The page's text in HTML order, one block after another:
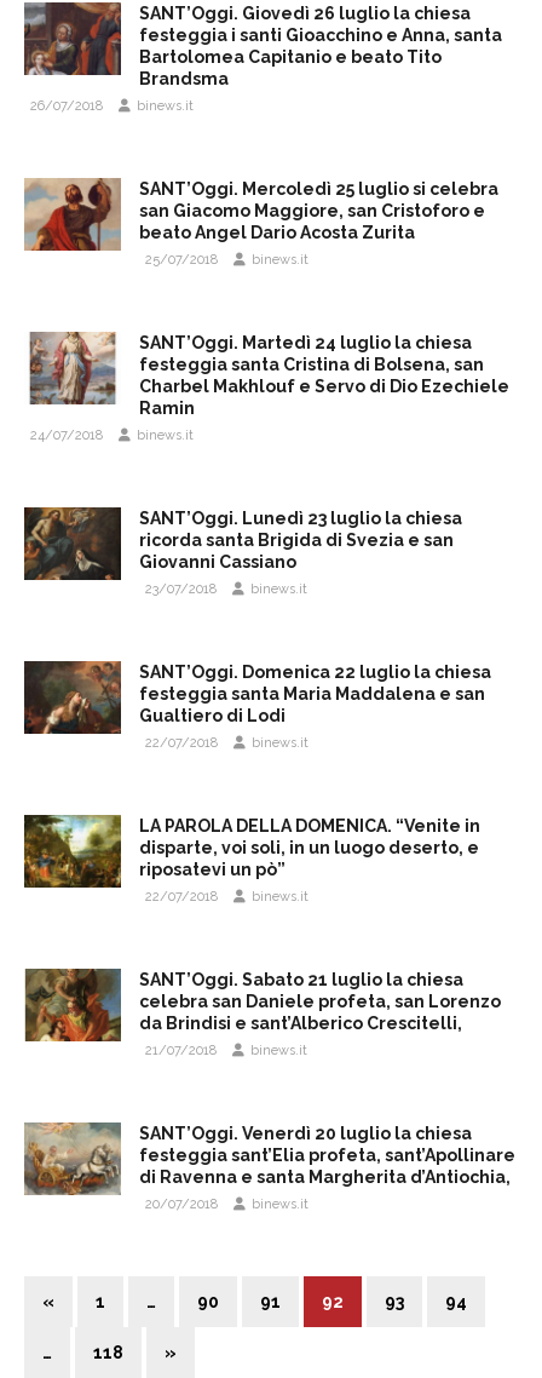
SANT’Oggi. Giovedì 26 luglio la chiesa
festeggia i santi Gioacchino e Anna, santa
Bartolomea Capitanio e beato Tito
Brandsma
26/07/2018 binews.it
SANT’Oggi. Mercoledì 25 luglio si celebra
san Giacomo Maggiore, san Cristoforo e
beato Angel Dario Acosta Zurita
25/07/2018 binews.it
SANT’Oggi. Martedì 24 luglio la chiesa
festeggia santa Cristina di Bolsena, san
Charbel Makhlouf e Servo di Dio Ezechiele
Ramin
24/07/2018 binews.it
SANT’Oggi. Lunedì 23 luglio la chiesa
ricorda santa Brigida di Svezia e san
Giovanni Cassiano
23/07/2018 binews.it
SANT’Oggi. Domenica 22 luglio la chiesa
festeggia santa Maria Maddalena e san
Gualtiero di Lodi
22/07/2018 binews.it
LA PAROLA DELLA DOMENICA. “Venite in
disparte, voi soli, in un luogo deserto, e
riposatevi un pò”
22/07/2018 binews.it
SANT’Oggi. Sabato 21 luglio la chiesa
celebra san Daniele profeta, san Lorenzo
da Brindisi e sant’Alberico Crescitelli,
21/07/2018 binews.it
SANT’Oggi. Venerdì 20 luglio la chiesa
festeggia sant’Elia profeta, sant’Apollinare
di Ravenna e santa Margherita d’Antiochia,
20/07/2018 binews.it
« 1 … 90 91 92 93 94
… 118 »